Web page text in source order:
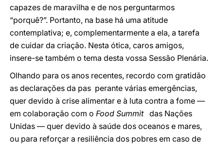
capazes de maravilha e de nos perguntarmos
“porquê?”. Portanto, na base há uma atitude
contemplativa; e, complementarmente a ela, a tarefa
de cuidar da criação. Nesta ótica, caros amigos,
insere-se também o tema desta vossa Sessão Plenária.
Olhando para os anos recentes, recordo com gratidão
as declarações da pas perante várias emergências,
quer devido à crise alimentar e à luta contra a fome —
em colaboração com o Food Summitdas Nações
Unidas — quer devido à saúde dos oceanos e mares,
ou para reforçar a resiliência dos pobres em caso de